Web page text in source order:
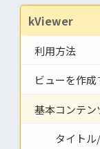
kViewer
利用方法
ビューを作成
基本コンテン
タイト